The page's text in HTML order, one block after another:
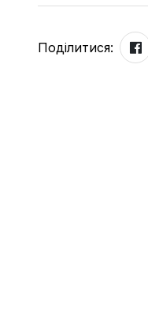
Поділитися: